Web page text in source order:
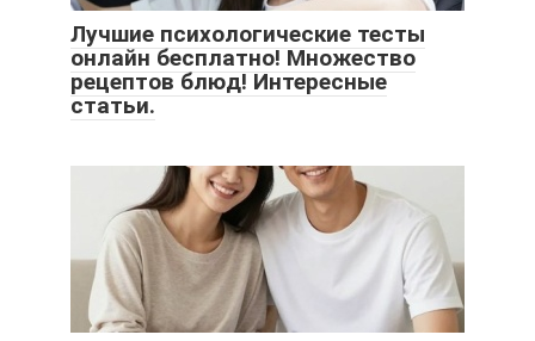
Лучшие психологические тесты
онлайн бесплатно! Множество
рецептов блюд! Интересные
статьи.